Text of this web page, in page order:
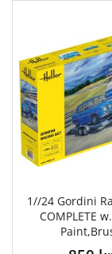
1//24 Gordini
COMPLETE